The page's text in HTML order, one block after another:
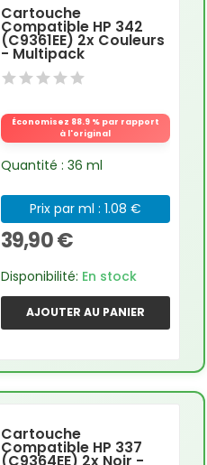
Cartouche
Compatible HP 342
(C9361EE) 2x Couleurs
- Multipack
Économisez 88.9 % par rapport
à l'original
Quantité : 36 ml
Prix par ml : 1.08 €
39,90 €
Disponibilité: En stock
AJOUTER AU PANIER
Cartouche
Compatible HP 337